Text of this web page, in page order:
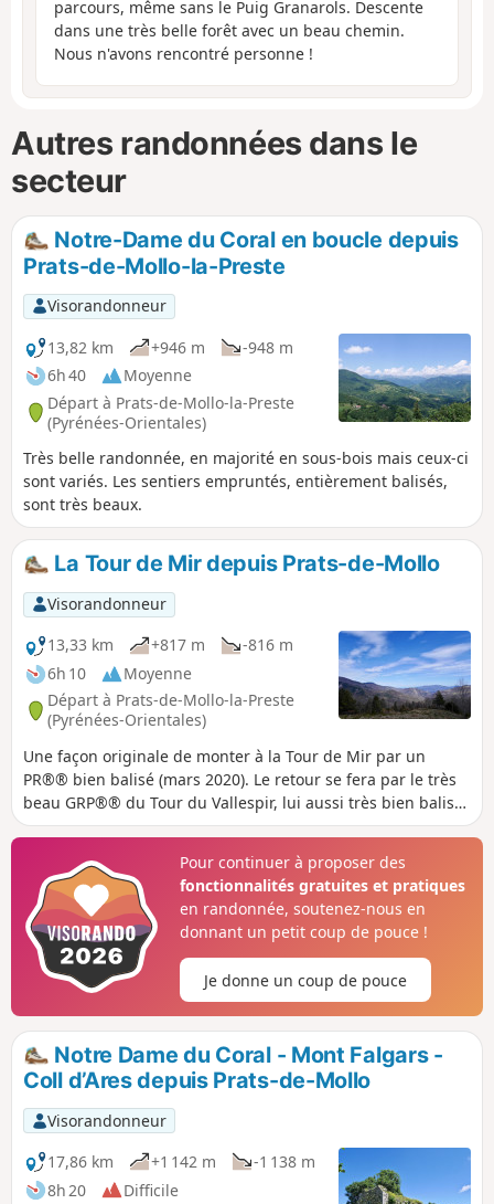
parcours, même sans le Puig Granarols. Descente
dans une très belle forêt avec un beau chemin.
Nous n'avons rencontré personne !
Autres randonnées dans le
secteur
Notre-Dame du Coral en boucle depuis
Prats-de-Mollo-la-Preste
Visorandonneur
13,82 km
+946 m
-948 m
6h 40
Moyenne
Départ à Prats-de-Mollo-la-Preste
(Pyrénées-Orientales)
Très belle randonnée, en majorité en sous-bois mais ceux-ci
sont variés. Les sentiers empruntés, entièrement balisés,
sont très beaux.
La Tour de Mir depuis Prats-de-Mollo
Visorandonneur
13,33 km
+817 m
-816 m
6h 10
Moyenne
Départ à Prats-de-Mollo-la-Preste
(Pyrénées-Orientales)
Une façon originale de monter à la Tour de Mir par un
PR®® bien balisé (mars 2020). Le retour se fera par le très
beau GRP®® du Tour du Vallespir, lui aussi très bien balisé
(mars 2020).La Tour de Mir à laquelle on peut accéder
bons chemins permettent une progression sans encombre.
Pour continuer à proposer des
fonctionnalités gratuites et pratiques
en randonnée, soutenez-nous en
donnant un petit coup de pouce !
Je donne un coup de pouce
Notre Dame du Coral - Mont Falgars -
Coll d’Ares depuis Prats-de-Mollo
Visorandonneur
17,86 km
+1 142 m
-1 138 m
8h 20
Difficile